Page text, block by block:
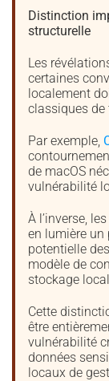
Distinction
structurelle
Les
certaines
localement
classiques de
Par exemple,
de macOS
vulnérabilité
À l’inverse,
en lumière un
potentielle
modèle de
stockage
Cette
être
vulnérabilité
données
locaux de